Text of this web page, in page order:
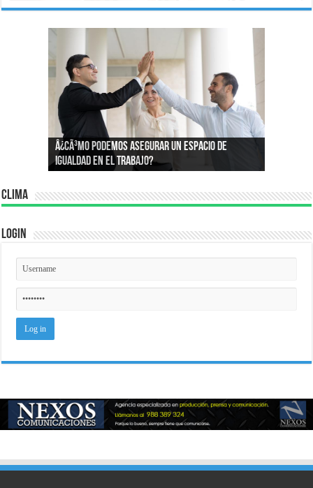
Â¿CÃ³mo podemos asegurar un espacio de
igualdad en el trabajo?
Â¿Por quÃ© compramos lo que compramos?:
Conoce la psicologÃ­a que define nuestros
consumos
Clima
Login